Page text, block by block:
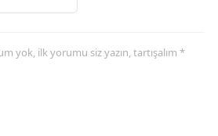
yok, ilk yorumu siz yazın, tartışalım *